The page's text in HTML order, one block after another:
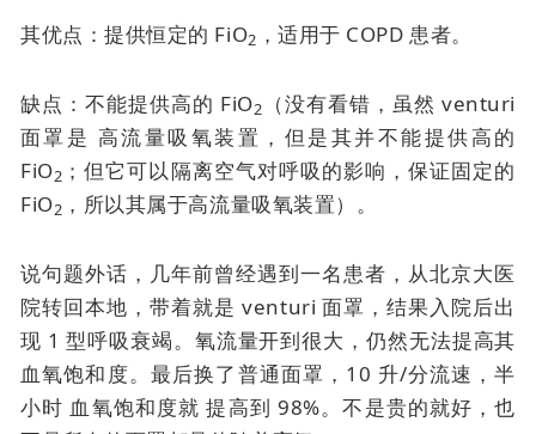
其优点：提供恒定的 FiO2 ，适用于 COPD 患者。
缺点：不能提供高的 FiO2 （没有看错，虽然venturi
面罩是 高流量吸氧装置，但是其并不能提供高的
FiO2 ；但它可以隔离空气对呼吸的影响，保证固定的
FiO2 ，所以其属于高流量吸氧装置）。
说句题外话，几年前曾经遇到一名患者，从北京大医
院转回本地，带着就是venturi 面罩 ，结果入院后出
现 1 型呼吸衰竭。氧流量开到很大，仍然无法提高其
血氧饱和度。最后换了普通面罩，10 升/分流速，半
小时 血氧饱和度就 提高到 98%。不是贵的就好，也